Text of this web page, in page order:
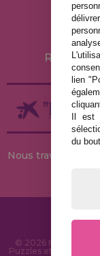
Nous travaillons
© 2026
Puzzles et des
lien
Il est
du